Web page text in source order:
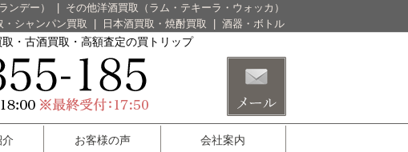
ンデー）
その他洋酒買取（ラム・テキーラ・ウォッカ）
・シャンパン買取
日本酒買取・焼酎買取 酒器・ボトル
・古酒買取・高額査定の買トリップ
お客様の声 会社案内